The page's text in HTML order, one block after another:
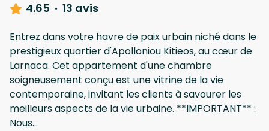
4.65 · 13 avis
Entrez dans votre havre de paix urbain niché dans le
prestigieux quartier d'Apolloniou Kitieos, au cœur de
Larnaca. Cet appartement d'une chambre
soigneusement conçu est une vitrine de la vie
contemporaine, invitant les clients à savourer les
meilleurs aspects de la vie urbaine. **IMPORTANT** :
Nous...